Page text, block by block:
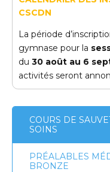
CSCDN
La période
gymnase pour la
du 30 août au 6
activités seront
COURS DE
SOINS
PRÉALABLES
BRONZE